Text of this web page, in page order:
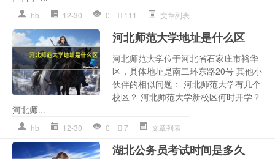
hb 12-30 0 111 文章列表
河北师范大学地址是什么区
河北师范大学位于河北省石家庄市裕华
区，具体地址是南二环东路20号 其他小
伙伴的相似问题： 河北师范大学有几个
校区？ 河北师范大学新校区何时开学？
河北师...
hb 12-30 0 7 文章列表
湖北公务员考试时间是多久